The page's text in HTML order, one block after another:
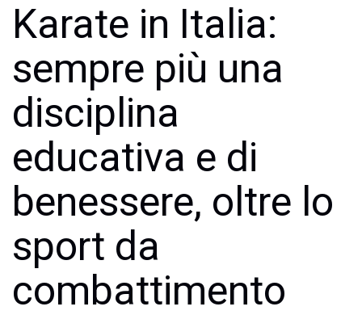
Karate in Italia:
sempre più una
disciplina
educativa e di
benessere, oltre lo
sport da
combattimento